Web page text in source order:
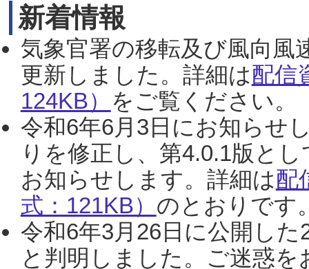
新着情報
気象官署の移転及び風向風
更新しました。詳細は配信
124KB） をご覧ください。
令和6年6月3日にお知らせ
りを修正し、第4.0.1版と
お知らせします。詳細は配
式：121KB） のとおりです
令和6年3月26日に公開し
と判明しました。ご迷惑